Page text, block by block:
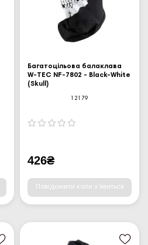
Багатоцільова балаклава
W-TEC NF-7802 - Black-White
(Skull)
12179
426₴
Повідомити коли з'явиться